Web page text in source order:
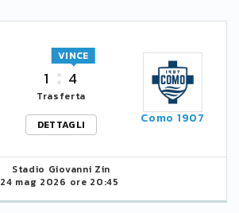
1 4
VINCE
Trasferta
DETTAGLI
Como 1907
Stadio Giovanni Zin
24 mag 2026 ore 20:45